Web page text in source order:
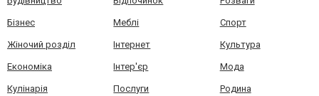
Бізнес Меблі Спорт
Жіночий розділ Інтернет Культура
Економіка Інтер'єр Мода
Кулінарія Послуги Родина